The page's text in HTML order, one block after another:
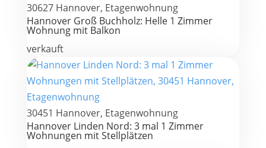
30627 Hannover, Etagenwohnung
Hannover Groß Buchholz: Helle 1 Zimmer
Wohnung mit Balkon
verkauft
30451 Hannover, Etagenwohnung
Hannover Linden Nord: 3 mal 1 Zimmer
Wohnungen mit Stellplätzen